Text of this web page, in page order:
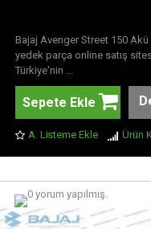
Bajaj Avenger Street 150
yedek parça online satış
Türkiye'nin ...
Sepete Ekle
A. Listeme Ekle Ürün